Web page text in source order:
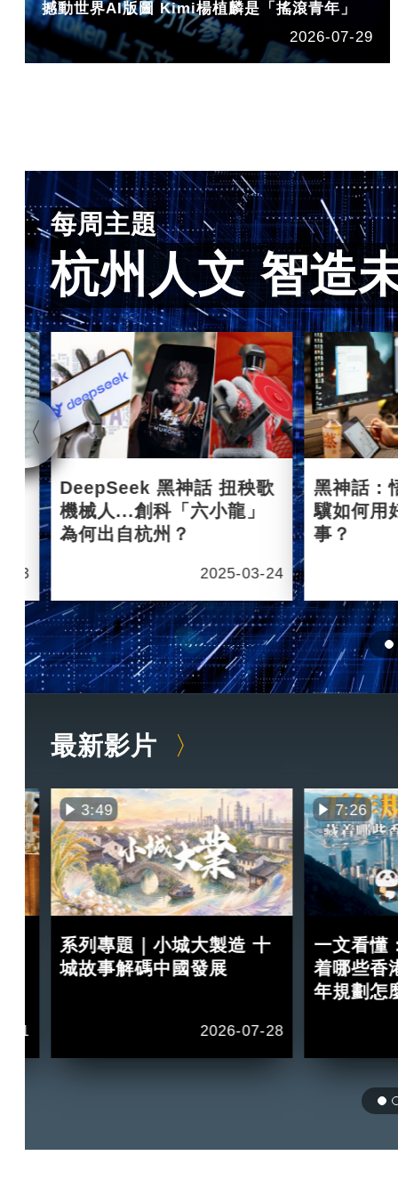
撼動世界AI版圖 Kimi楊植麟是「搖滾青年」
2026-07-29
每周主題
杭州人文 智造
03
DeepSeek 黑神話 扭秧歌
機械人...創科「六小龍」
為何出自杭州？
2025-03-24
黑神話：
驥如何用
事？
最新影片
11
3:49
系列專題｜小城大製造 十
城故事解碼中國發展
2026-07-28
7:26
一文看懂
着哪些香
年規劃怎